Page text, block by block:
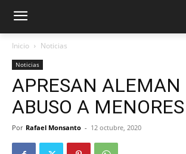
Inicio Noticias
Noticias
APRESAN ALEMAN
ABUSO A MENORES
Por Rafael Monsanto - 12 octubre, 2020